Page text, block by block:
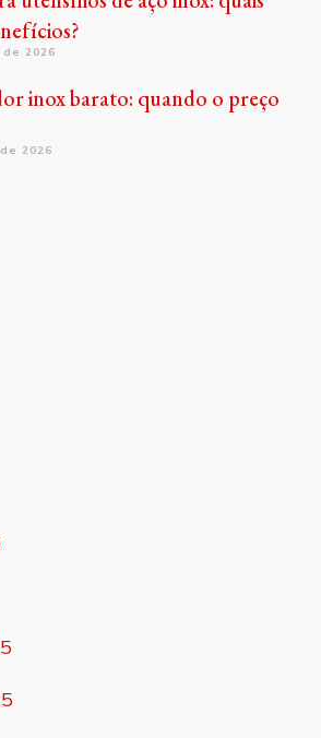
2026
inox barato: quando o preço
2026